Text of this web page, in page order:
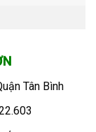
Tân Bình